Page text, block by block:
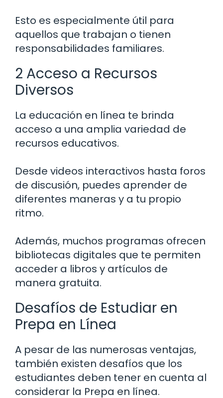
Esto es especialmente útil para
aquellos que trabajan o tienen
responsabilidades familiares.
2 Acceso a Recursos
Diversos
La educación en línea te brinda
acceso a una amplia variedad de
recursos educativos.
Desde videos interactivos hasta foros
de discusión, puedes aprender de
diferentes maneras y a tu propio
ritmo.
Además, muchos programas ofrecen
bibliotecas digitales que te permiten
acceder a libros y artículos de
manera gratuita.
Desafíos de Estudiar en
Prepa en Línea
A pesar de las numerosas ventajas,
también existen desafíos que los
estudiantes deben tener en cuenta al
considerar la Prepa en línea.